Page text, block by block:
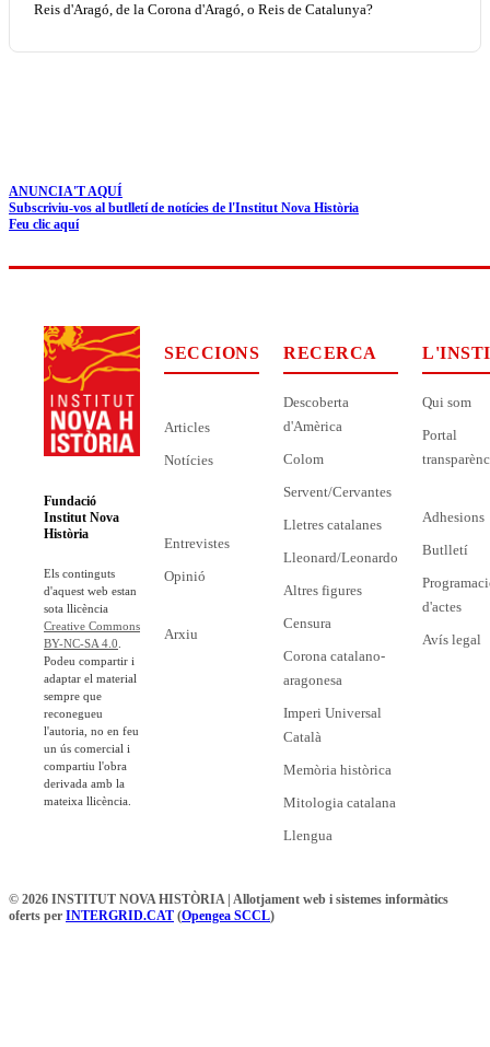
Reis d'Aragó, de la Corona d'Aragó, o Reis de Catalunya?
ANUNCIA'T AQUÍ
Subscriviu-vos al butlletí de notícies de l'Institut Nova Història
Feu clic aquí
Fundació
Institut Nova
Història
Els continguts
d'aquest web estan
sota llicència
Creative Commons
BY-NC-SA 4.0
Podeu compartir i
adaptar el material
sempre que
reconegueu
l'autoria, no en feu
un ús comercial i
compartiu l'obra
derivada amb la
mateixa llicència.
SECCIONS
Articles
Notícies
Entrevistes
Opinió
Arxiu
RECERCA
Descoberta
d'Amèrica
Colom
Servent/Cervantes
Lletres catalanes
Lleonard/Leonardo
Altres figures
Censura
Corona catalano-
aragonesa
Imperi Universal
Català
Memòria històrica
Mitologia catalana
Llengua
Qui som
Portal
Adhesions
Butlletí
d'actes
Avís legal
© 2026 INSTITUT NOVA HISTÒRIA | Allotjament web i sistemes informàtics
oferts per INTERGRID.CAT (Opengea SCCL)